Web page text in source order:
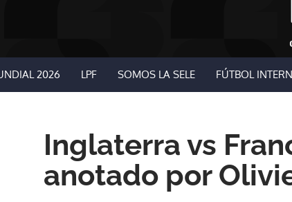
2026 LPF SOMOS LA SELE FÚTBOL
Inglaterra vs
anotado por